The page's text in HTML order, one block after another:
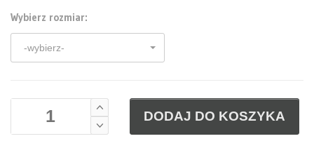
Wybierz rozmiar:
-wybierz-
DODAJ DO KOSZYKA